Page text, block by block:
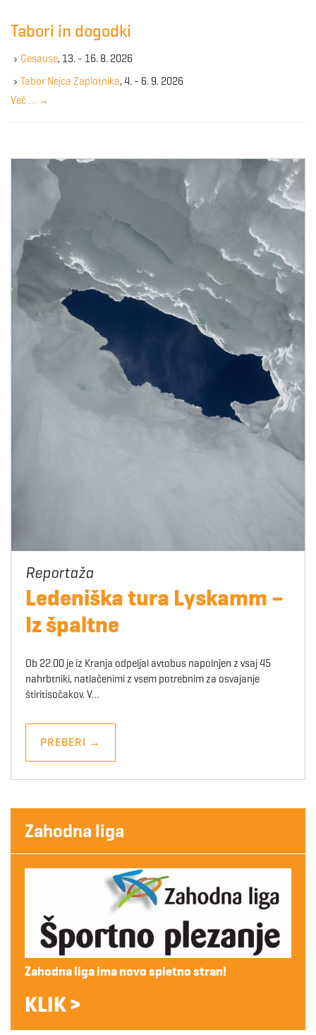
e
y
w
r
Tabori in dogodki
Gesause, 13. - 16. 8. 2026
Tabor Nejca Zaplotnika, 4. - 6. 9. 2026
Več … →
Ledeniška tura Lyskamm –
Iz špaltne
Ob 22.00 je iz Kranja odpeljal avtobus napolnjen z vsaj 45
nahrbtniki, natlačenimi z vsem potrebnim za osvajanje
štiritisočakov. V…
PREBERI →
Zahodna liga
Zahodna liga ima novo spletno stran!
KLIK >